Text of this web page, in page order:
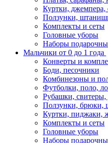
Куртки,
Ползунки,
Комплекты и сеты
Головные уборы
Наборы
Мальчики от 0 до 1 года
Конверты и
Боди, песочники
Комбинезоны и
Футболки, поло,
Рубашки,
Ползунки, брюки,
Куртки, пиджаки,
Комплекты и сеты
Головные уборы
Наборы